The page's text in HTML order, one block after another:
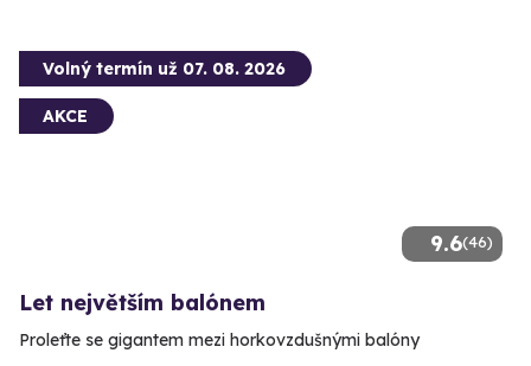
9.6(46)
Volný termín už 07. 08. 2026
AKCE
Let největším balónem
Proleťte se gigantem mezi horkovzdušnými balóny